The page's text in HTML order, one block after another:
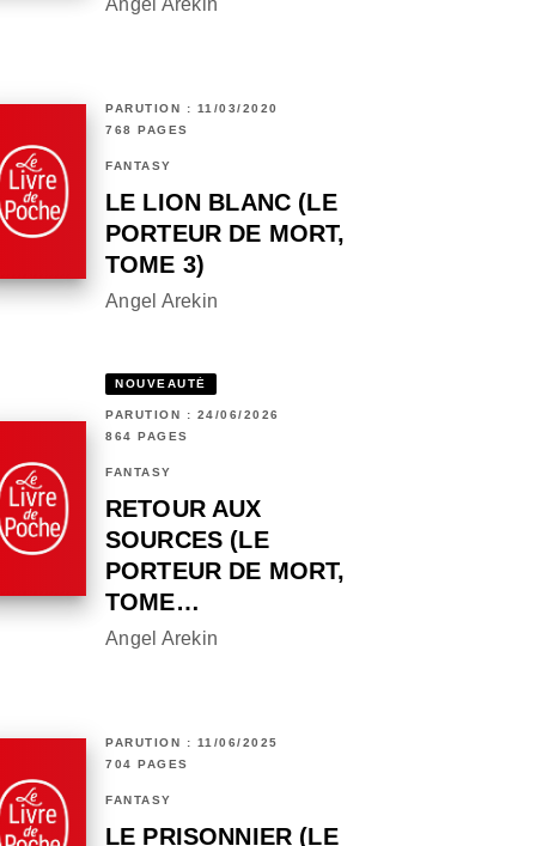
Angel Arekin
PARUTION : 11/03/2020
768 PAGES
FANTASY
LE LION BLANC (LE
PORTEUR DE MORT,
TOME 3)
Angel Arekin
NOUVEAUTÉ
PARUTION : 24/06/2026
864 PAGES
FANTASY
RETOUR AUX
SOURCES (LE
PORTEUR DE MORT,
TOME…
Angel Arekin
PARUTION : 11/06/2025
704 PAGES
FANTASY
LE PRISONNIER (LE